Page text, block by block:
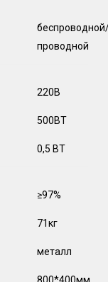
проводной
220В
500ВТ
0,5 ВТ
≥97%
71кг
металл
800*400мм